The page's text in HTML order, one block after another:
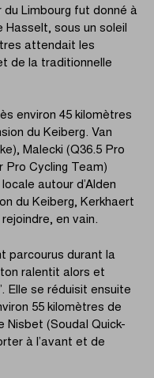
du Limbourg fut donné à
Hasselt, sous un soleil
attendait les
de la traditionnelle
environ 45 kilomètres
du Keiberg. Van
Malecki (Q36.5 Pro
Pro Cycling Team)
autour d’Alden
du Keiberg, Kerkhaert
en vain.
parcourus durant la
ralentit alors et
Elle se réduisit ensuite
55 kilomètres de
Nisbet (Soudal Quick-
à l’avant et de